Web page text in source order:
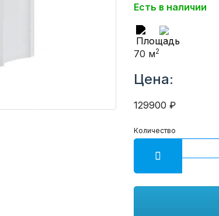
Есть в наличии
70 м2
Цена:
129900 ₽
Количество